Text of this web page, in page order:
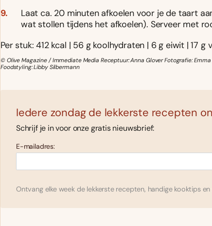
Laat ca. 20 minuten afkoelen voor je de taart
wat stollen tijdens het afkoelen). Serveer met
Per stuk: 412 kcal | 56 g koolhydraten | 6 g eiwit | 17 g
© Olive Magazine / Immediate Media Receptuur: Anna Glover Fotografie:
Foodstyling: Libby Silbermann
Iedere zondag de lekkerste recepten
Schrijf je in voor onze gratis nieuwsbrief:
E-mailadres:
Ontvang elke week de lekkerste recepten, handige kooktips